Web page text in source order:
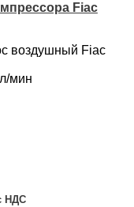
Fiac
воздушный Fiac
мин